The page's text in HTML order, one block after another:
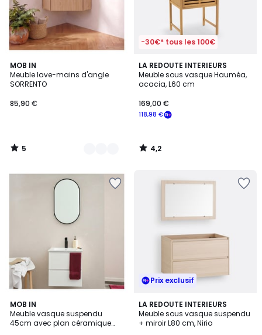
MOB IN
Meuble lave-mains d'angle
SORRENTO
85,90 €
5
/
5
3
Couleurs
5
/
-30€* tous les 100€
LA REDOUTE INTERIEURS
Meuble sous vasque Hauméa,
acacia, L60 cm
118,98 €
169,00 €
4,2
/ 5
4,2
/
MOB IN
Meuble vasque suspendu
45cm avec plan céramique
4
Couleurs
Prix exclusif
LA REDOUTE INTERIEURS
Meuble sous vasque suspendu
+ miroir L80 cm, Nirio